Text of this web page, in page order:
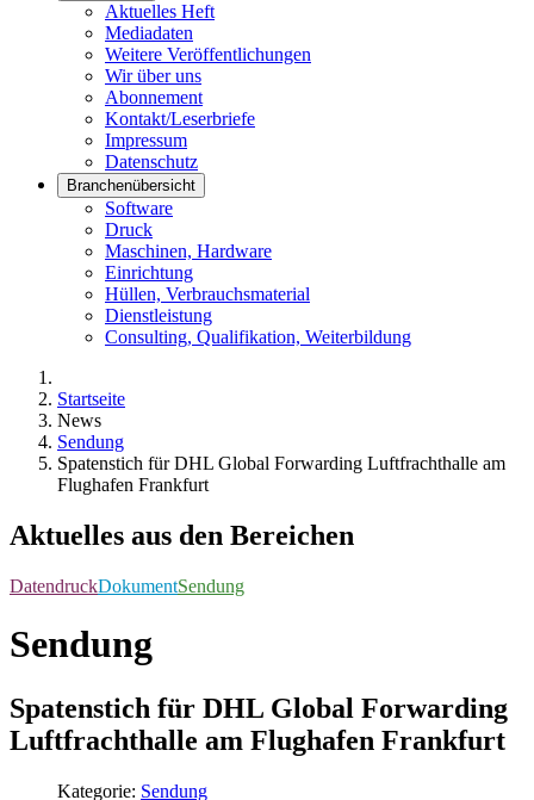
Aktuelles Heft
Mediadaten
Weitere Veröffentlichungen
Wir über uns
Abonnement
Kontakt/Leserbriefe
Impressum
Datenschutz
Branchenübersicht
Software
Druck
Maschinen, Hardware
Einrichtung
Hüllen, Verbrauchsmaterial
Dienstleistung
Consulting, Qualifikation, Weiterbildung
Startseite
News
Sendung
Spatenstich für DHL Global Forwarding Luftfrachthalle am
Flughafen Frankfurt
Aktuelles aus den Bereichen
DatendruckDokumentSendung
Sendung
Spatenstich für DHL Global Forwarding
Luftfrachthalle am Flughafen Frankfurt
Kategorie: Sendung